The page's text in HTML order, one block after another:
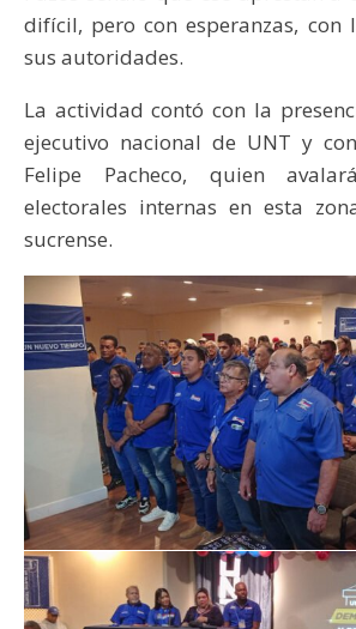
difícil, pero con esperanzas, con
sus autoridades.
La actividad contó con la
ejecutivo nacional de UNT y
Felipe Pacheco, quien
electorales internas en esta
sucrense.